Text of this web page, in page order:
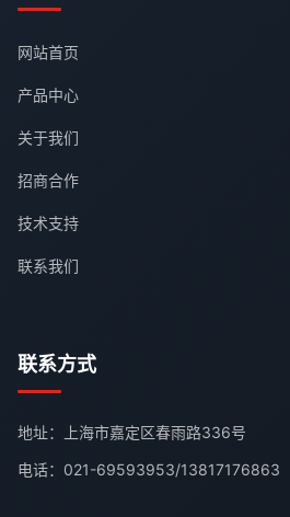
网站首页
产品中心
关于我们
招商合作
技术支持
联系我们
联系方式
地址：上海市嘉定区春雨路336号
电话： 021-69593953/13817176863